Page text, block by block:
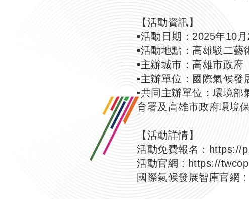
【活動資訊】
▪️活動日期：2025年10
▪️活動地點：高雄駁二
▪️主辦城市：高雄市政府
▪️主辦單位：國際氣候發
▪️共同主辦單位：環境
育署及高雄市政府環境
【活動詳情】
活動免費報名： https://
活動官網 : https://
國際氣候發展智庫官網 :